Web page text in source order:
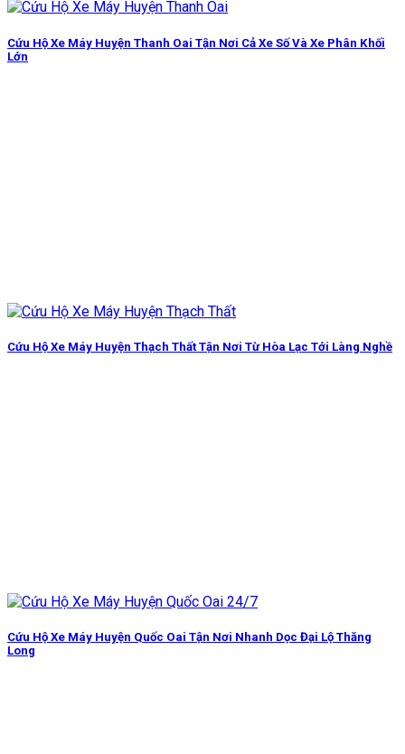
Cứu Hộ Xe Máy Huyện Thanh Oai Tận Nơi Cả Xe Số Và Xe Phân Khối
Lớn
Cứu Hộ Xe Máy Huyện Thạch Thất Tận Nơi Từ Hòa Lạc Tới Làng Nghề
Cứu Hộ Xe Máy Huyện Quốc Oai Tận Nơi Nhanh Dọc Đại Lộ Thăng
Long